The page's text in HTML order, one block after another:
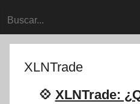
compartir
su
Buscar:
XLNTrade
💠 XLNTrade: